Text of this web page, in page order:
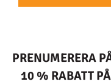
PRENUMERERA
10 % RABATT